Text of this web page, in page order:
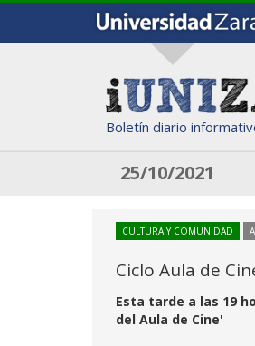
Boletín diario
25/10/2021
CULTURA Y COMUNIDAD
Ciclo Aula de
Esta tarde a las 19
del Aula de Cine'